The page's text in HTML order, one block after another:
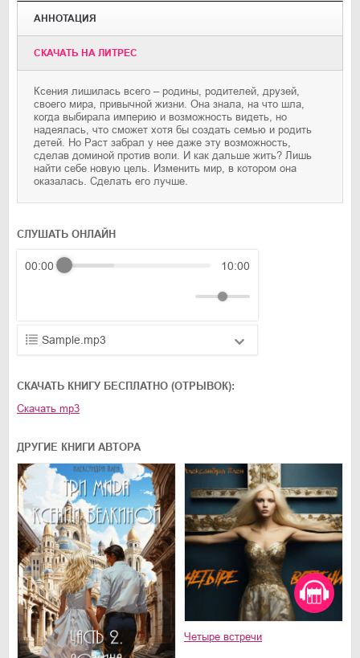
АННОТАЦИЯ
CКАЧАТЬ НА ЛИТРЕС
Ксения лишилась всего – родины, родителей, друзей,
своего мира, привычной жизни. Она знала, на что шла,
когда выбирала империю и возможность видеть, но
надеялась, что сможет хотя бы создать семью и родить
детей. Но Раст забрал у нее даже эту возможность,
сделав доминой против воли. И как дальше жить? Лишь
найти себе новую цель. Изменить мир, в котором она
оказалась. Сделать его лучше.
СЛУШАТЬ ОНЛАЙН
00:00 10:00
Sample.mp3
20:50
CКАЧАТЬ КНИГУ БЕСПЛАТНО (ОТРЫВОК):
Скачать mp3
ДРУГИЕ КНИГИ АВТОРА
Четыре встречи